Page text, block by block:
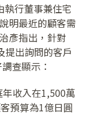
執行董事兼住宅
明最近的顧客需
彥指出，針對
提出詢問的客戶
查顯示：
收入在1,500萬
預算為1億日圓